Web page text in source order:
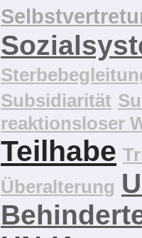
Subsidiarität
reaktionsloser
Teilhabe
Überalterung